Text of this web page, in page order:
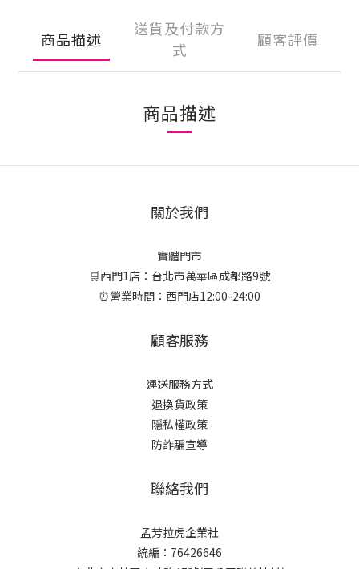
商品描述
送貨及付款方
式
顧客評價
商品描述
關於我們
實體門市
🛒西門1店：台北市萬華區成都路9號
⏰營業時間：西門店12:00-24:00
顧客服務
運送服務方式
退換貨政策
隱私權政策
防詐騙宣導
聯絡我們
孟芳拉虎企業社
統編：76426646